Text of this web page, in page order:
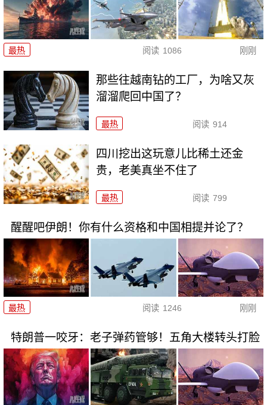
最热 阅读 1086 刚刚
那些往越南钻的工厂，为啥又灰
溜溜爬回中国了？
最热 阅读 914
四川挖出这玩意儿比稀土还金
贵，老美真坐不住了
最热 阅读 799
醒醒吧伊朗！你有什么资格和中国相提并论了？
最热 阅读 1246 刚刚
特朗普一咬牙：老子弹药管够！五角大楼转头打脸